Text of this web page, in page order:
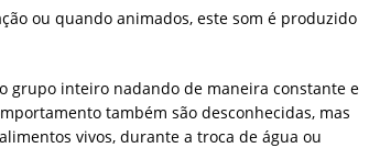
ou quando animados, este som é produzido
grupo inteiro nadando de maneira constante e
também são desconhecidas, mas
vivos, durante a troca de água ou